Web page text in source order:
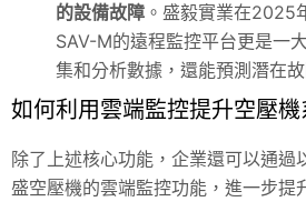
的設備故障 。盛毅實業在2025
SAV-M的遠程監控平台更是一
集和分析數據，還能預測潛在
如何利用雲端監控提升空壓機
除了上述核心功能，企業還可以通過
盛空壓機的雲端監控功能，進一步提